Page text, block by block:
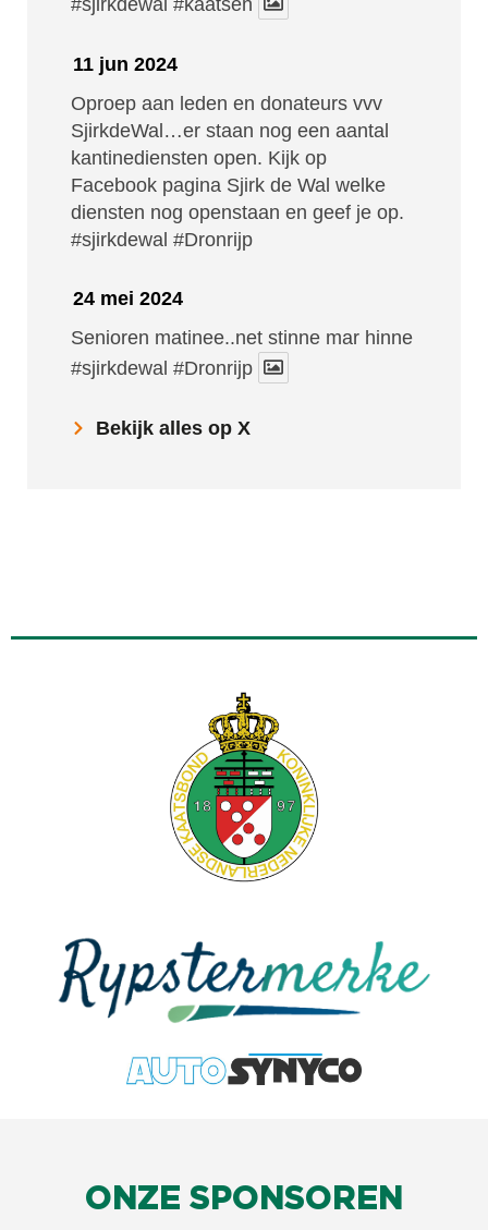
11 jun 2024
Oproep aan leden en donateurs vvv
SjirkdeWal…er staan nog een aantal
kantinediensten open. Kijk op
Facebook pagina Sjirk de Wal welke
diensten nog openstaan en geef je op.
#sjirkdewal #Dronrijp
24 mei 2024
Senioren matinee..net stinne mar hinne
#sjirkdewal #Dronrijp
Bekijk alles op X
ONZE SPONSOREN